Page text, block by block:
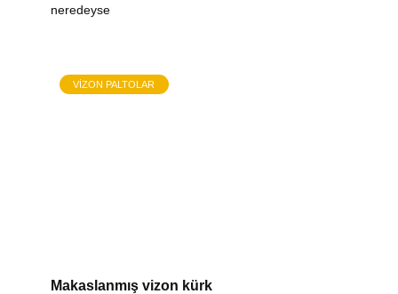
neredeyse
VIZON PALTOLAR
Makaslanmış vizon kürk